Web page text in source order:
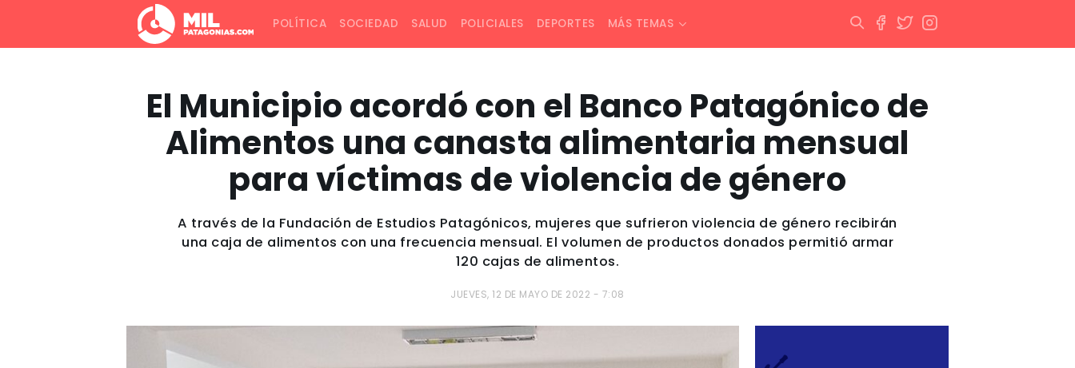
POLÍTICA SOCIEDAD SALUD POLICIALES DEPORTES MÁS TEMAS
El Municipio acordó con el Banco Patagónico de
Alimentos una canasta alimentaria mensual
para víctimas de violencia de género
A través de la Fundación de Estudios Patagónicos, mujeres que sufrieron violencia de género recibirán
una caja de alimentos con una frecuencia mensual. El volumen de productos donados permitió armar
120 cajas de alimentos.
JUEVES, 12 DE MAYO DE 2022 - 7:08